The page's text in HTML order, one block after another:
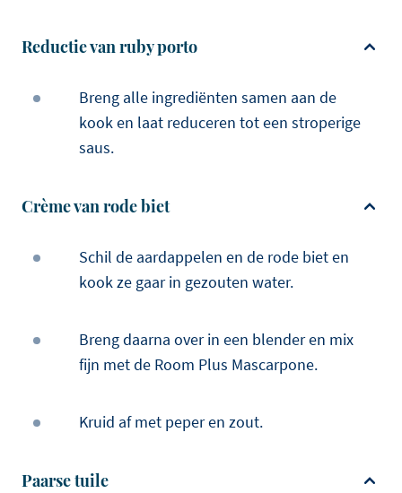
Reductie van ruby porto
Breng alle ingrediënten samen aan de
kook en laat reduceren tot een stroperige
saus.
Crème van rode biet
Schil de aardappelen en de rode biet en
kook ze gaar in gezouten water.
Breng daarna over in een blender en mix
fijn met de Room Plus Mascarpone.
Kruid af met peper en zout.
Paarse tuile